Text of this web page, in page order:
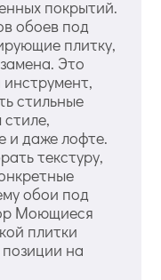
покрытий.
обоев под
плитку,
Это
стильные
и даже лофте.
текстуру,
обои под
Моющиеся
плитки
на